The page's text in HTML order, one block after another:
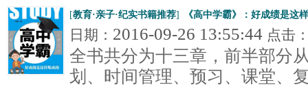
[教育·亲子·纪实书籍推荐] 《高中学霸》：好成绩是这
日期： 2016-09-26 13:55:44 点击
全书共分为十三章，前半部分
划、时间管理、预习、课堂、